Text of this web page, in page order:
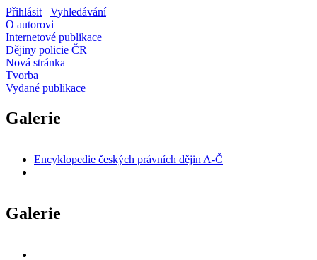
Přihlásit
Vyhledávání
O autorovi
Internetové publikace
Dějiny policie ČR
Nová stránka
Tvorba
Vydané publikace
Galerie
Encyklopedie českých právních dějin A-Č
Galerie